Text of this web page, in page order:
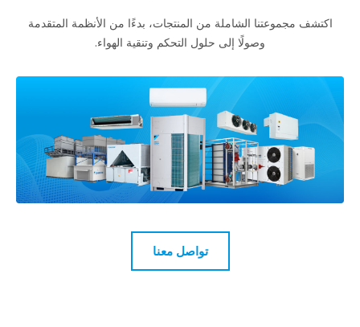
اكتشف مجموعتنا الشاملة من المنتجات، بدءًا من الأنظمة المتقدمة
وصولًا إلى حلول التحكم وتنقية الهواء.
تواصل معنا